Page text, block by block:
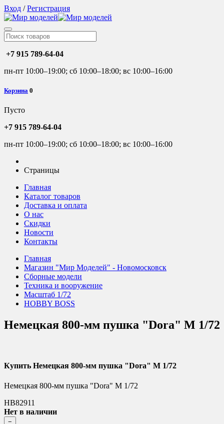
Вход /Регистрация
+7 915 789-64-04
пн-пт 10:00–19:00; сб 10:00–18:00; вс 10:00–16:00
Корзина 0
Пусто
+7 915 789-64-04
пн-пт 10:00–19:00; сб 10:00–18:00; вс 10:00–16:00
Страницы
Главная
Каталог товаров
Доставка и оплата
О нас
Скидки
Новости
Контакты
Главная
Магазин "Мир Моделей" - Новомосковск
Сборные модели
Техника и вооружение
Масштаб 1/72
HOBBY BOSS
Немецкая 800-мм пушка "Dora" М 1/72
Купить Немецкая 800-мм пушка "Dora" М 1/72
Немецкая 800-мм пушка "Dora" М 1/72
HB82911
Нет в наличии